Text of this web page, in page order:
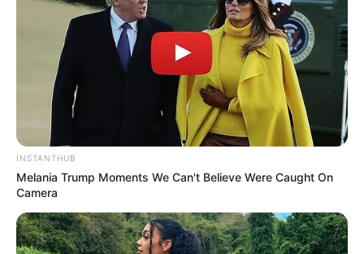
10 Desain Kanopi Tempat
Tidur, Serasa Beristirahat di
Kamar Raja
INSTANTHUB
Melania Trump Moments We Can't Believe Were Caught On
Camera